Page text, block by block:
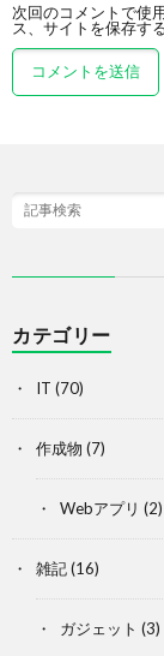
次回のコメントで使
ス、サイトを保存する
カテゴリー
IT (70)
作成物 (7)
Webアプリ (2)
雑記(16)
ガジェット (3)